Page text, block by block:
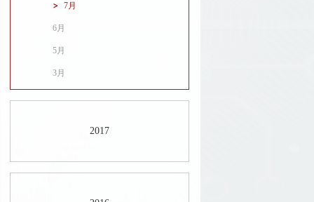
7月
6月
5月
3月
2017